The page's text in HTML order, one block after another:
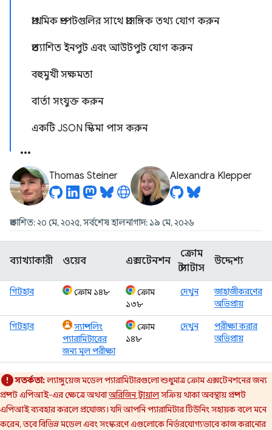
প্রাথমিক প্রম্পটগুলির সাথে প্রাসঙ্গিক তথ্য যোগ করুন
প্রত্যাশিত ইনপুট এবং আউটপুট যোগ করুন
বহুমুখী সক্ষমতা
বার্তা সংযুক্ত করুন
একটি JSON স্কিমা পাস করুন
Thomas Steiner Alexandra Klepper
প্রকাশিত: ২০ মে, ২০২৫, সর্বশেষ হালনাগাদ: ১৯ মে, ২০২৬
ব্যাখ্যাকারী ওয়েব এক্সটেনশন
ক্রোম
স্ট্যাটাস
উদ্দেশ্য
গিটহাব ক্রোম ১৪৮
ক্রোম
১৩৮
দেখুন
জাহাজীকরণের
অভিপ্রায়
গিটহাব
স্যাম্পলিং
প্যারামিটারের
জন্য মূল পরীক্ষা
ক্রোম
১৪৮
দেখুন
পরীক্ষা করার
অভিপ্রায়
সতর্কতা:ল্যাঙ্গুয়েজ মডেল প্যারামিটারগুলো শুধুমাত্র ক্রোম এক্সটেনশনের জন্য
প্রম্পট এপিআই-এর ক্ষেত্রে অথবাঅরিজিন ট্রায়ালসক্রিয় থাকা অবস্থায় প্রম্পট
এপিআই ব্যবহার করলে প্রযোজ্য। যদি আপনি প্যারামিটার টিউনিং সহায়ক বলে মনে
করেন, তবে বিভিন্ন মডেল এবং সংস্করণে এগুলোকে নির্ভরযোগ্যভাবে কাজ করানোর